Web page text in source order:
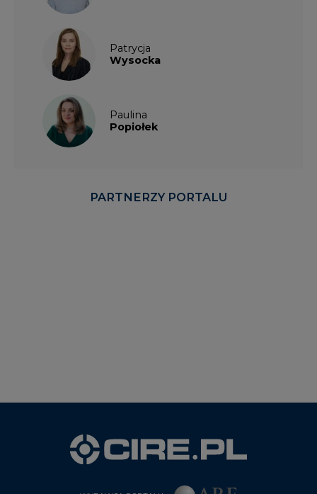
Patrycja
Wysocka
Paulina
Popiołek
PARTNERZY PORTALU